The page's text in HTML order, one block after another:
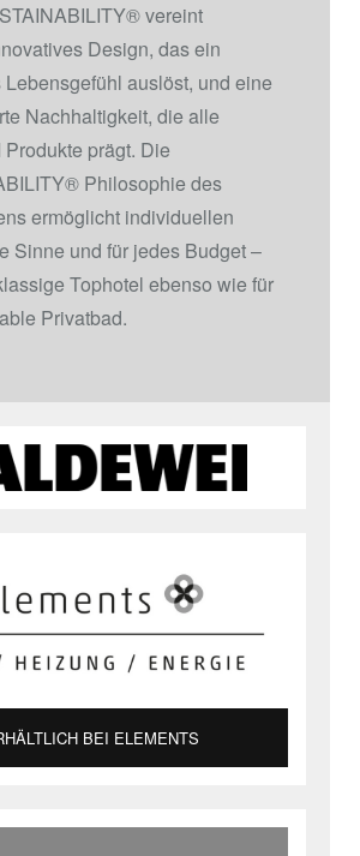
®vereint
Design, das ein
auslöst, und eine
Nachhaltigkeit, die alle
prägt. Die
® Philosophie des
ermöglicht individuellen
Sinne und für jedes Budget –
Tophotel ebenso wie für
Privatbad.
BEI ELEMENTS